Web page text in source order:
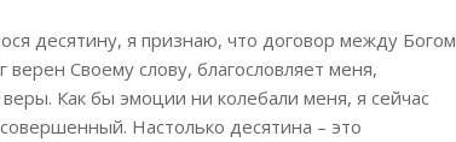
десятину, я признаю, что договор между Богом
Своему слову, благословляет меня,
Как бы эмоции ни колебали меня, я сейчас
Настолько десятина – это